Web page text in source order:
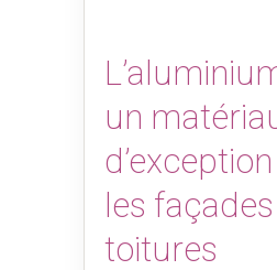
un
les
toitures